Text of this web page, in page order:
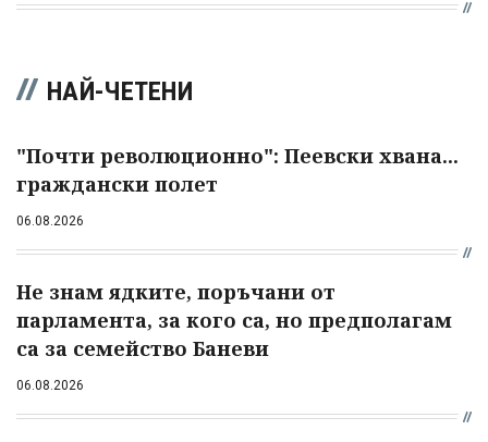
НАЙ-ЧЕТЕНИ
"Почти революционно": Пеевски хвана...
граждански полет
06.08.2026
Не знам ядките, поръчани от
парламента, за кого са, но предполагам
са за семейство Баневи
06.08.2026